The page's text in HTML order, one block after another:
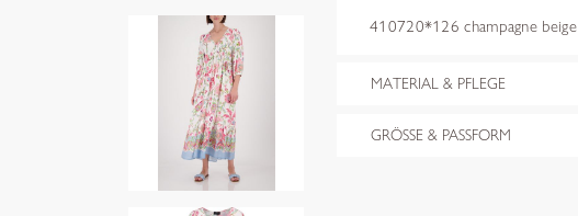
410720*126 champagne beige
MATERIAL & PFLEGE
GRÖSSE & PASSFORM